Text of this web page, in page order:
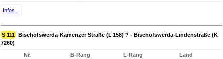
Infos...
S 111 Bischofswerda-Kamenzer Straße (L 158) ? - Bischofswerda-Lindenstraße (K
7260)
Nr.
B-Rang
L-Rang
Land